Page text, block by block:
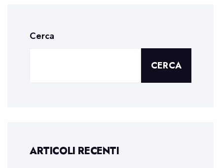
Cerca
CERCA
ARTICOLI RECENTI